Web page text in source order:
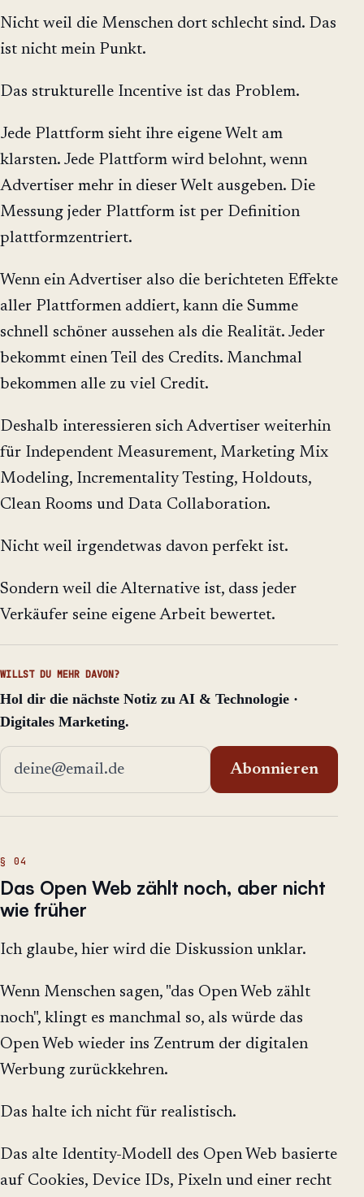
Nicht weil die Menschen dort schlecht sind. Das
ist nicht mein Punkt.
Das strukturelle Incentive ist das Problem.
Jede Plattform sieht ihre eigene Welt am
klarsten. Jede Plattform wird belohnt, wenn
Advertiser mehr in dieser Welt ausgeben. Die
Messung jeder Plattform ist per Definition
plattformzentriert.
Wenn ein Advertiser also die berichteten Effekte
aller Plattformen addiert, kann die Summe
schnell schöner aussehen als die Realität. Jeder
bekommt einen Teil des Credits. Manchmal
bekommen alle zu viel Credit.
Deshalb interessieren sich Advertiser weiterhin
für Independent Measurement, Marketing Mix
Modeling, Incrementality Testing, Holdouts,
Clean Rooms und Data Collaboration.
Nicht weil irgendetwas davon perfekt ist.
Sondern weil die Alternative ist, dass jeder
Verkäufer seine eigene Arbeit bewertet.
WILLST DU MEHR DAVON?
Hol dir die nächste Notiz zu AI & Technologie ·
Digitales Marketing.
E-Mail-Adresse
Abonnieren
Das Open Web zählt noch, aber nicht
wie früher
Ich glaube, hier wird die Diskussion unklar.
Wenn Menschen sagen, "das Open Web zählt
noch", klingt es manchmal so, als würde das
Open Web wieder ins Zentrum der digitalen
Werbung zurückkehren.
Das halte ich nicht für realistisch.
Das alte Identity-Modell des Open Web basierte
auf Cookies, Device IDs, Pixeln und einer recht